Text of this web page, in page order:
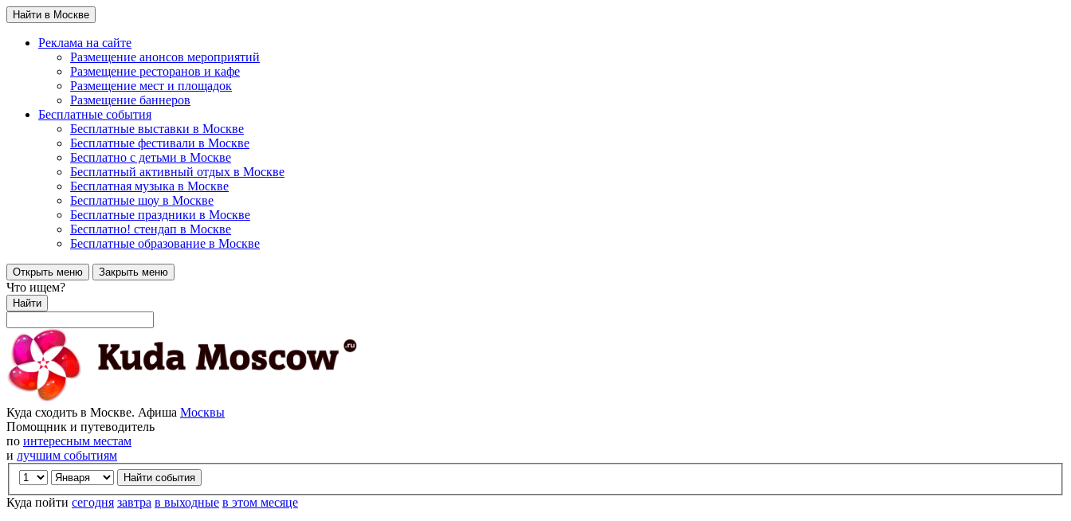
Найти в Москве
Реклама на сайте
Размещение анонсов мероприятий
Размещение ресторанов и кафе
Размещение мест и площадок
Размещение баннеров
Бесплатные события
Бесплатные выставки в Москве
Бесплатные фестивали в Москве
Бесплатно с детьми в Москве
Бесплатный активный отдых в Москве
Бесплатная музыка в Москве
Бесплатные шоу в Москве
Бесплатные праздники в Москве
Бесплатно! стендап в Москве
Бесплатные образование в Москве
Открыть меню Закрыть меню
Что ищем?
Найти
Куда сходить в Москве. Афиша Москвы
Помощник и путеводитель
по интересным местам
и лучшим событиям
Куда пойти сегодня завтра в выходные в этом месяце